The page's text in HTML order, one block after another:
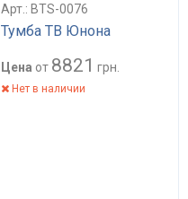
Арт.: BTS-0076
Тумба ТВ Юнона
Цена от 8821 грн.
Нет в наличии